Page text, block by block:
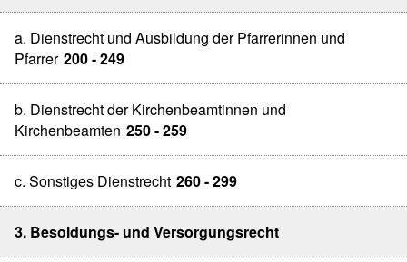
a. Dienstrecht und Ausbildung der Pfarrerinnen und
Pfarrer 200 - 249
b. Dienstrecht der Kirchenbeamtinnen und
Kirchenbeamten 250 - 259
c. Sonstiges Dienstrecht 260 - 299
3. Besoldungs- und Versorgungsrecht